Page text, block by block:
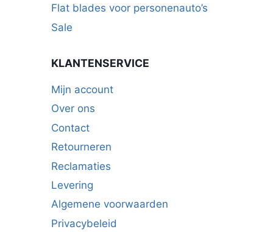
Flat blades voor personenauto’s
Sale
KLANTENSERVICE
Mijn account
Over ons
Contact
Retourneren
Reclamaties
Levering
Algemene voorwaarden
Privacybeleid